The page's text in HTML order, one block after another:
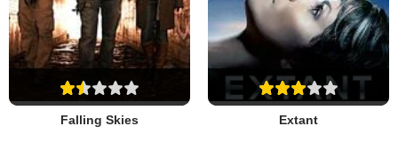
Falling Skies Extant